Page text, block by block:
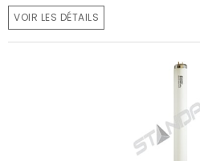
VOIR LES DÉTAILS